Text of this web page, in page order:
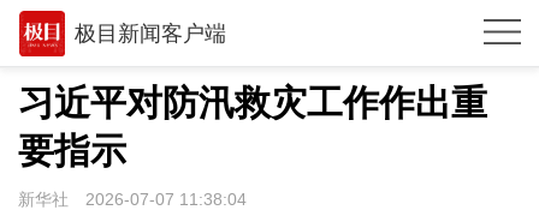
极目新闻客户端
推荐
体育
观点
习近平对防汛救灾工作作出重
要指示
新华社 2026-07-07 11:38:04